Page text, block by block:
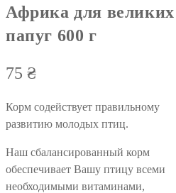
Африка для великих
папуг 600 г
75 ₴
Корм содействует правильному
развитию молодых птиц.
Наш сбалансированный корм
обеспечивает Вашу птицу всеми
необходимыми витаминами,